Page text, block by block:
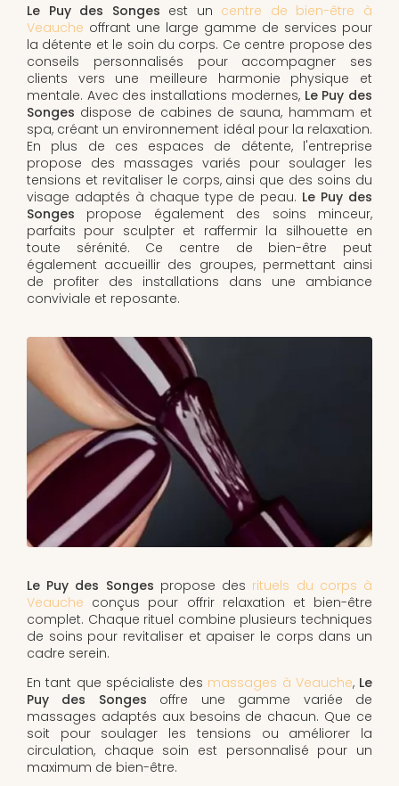
Le Puy des Songes est un centre de bien-être à
Veauche offrant une large gamme de services pour
la détente et le soin du corps. Ce centre propose des
conseils personnalisés pour accompagner ses
clients vers une meilleure harmonie physique et
mentale. Avec des installations modernes, Le Puy des
Songes dispose de cabines de sauna, hammam et
spa, créant un environnement idéal pour la relaxation.
En plus de ces espaces de détente, l'entreprise
propose des massages variés pour soulager les
tensions et revitaliser le corps, ainsi que des soins du
visage adaptés à chaque type de peau. Le Puy des
Songes propose également des soins minceur,
parfaits pour sculpter et raffermir la silhouette en
toute sérénité. Ce centre de bien-être peut
également accueillir des groupes, permettant ainsi
de profiter des installations dans une ambiance
conviviale et reposante.
Le Puy des Songes propose des rituels du corps à
Veauche conçus pour offrir relaxation et bien-être
complet. Chaque rituel combine plusieurs techniques
de soins pour revitaliser et apaiser le corps dans un
cadre serein.
En tant que spécialiste des massages à Veauche, Le
Puy des Songes offre une gamme variée de
massages adaptés aux besoins de chacun. Que ce
soit pour soulager les tensions ou améliorer la
circulation, chaque soin est personnalisé pour un
maximum de bien-être.